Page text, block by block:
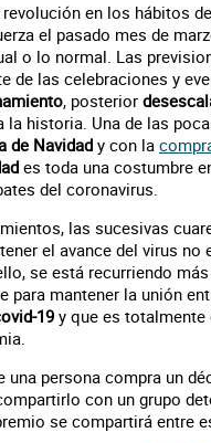
en los hábitos
el pasado mes de
o lo normal. Las
de las celebraciones y
, posterior
la historia. Una de las
de Navidad y con la
es toda una costumbre
del coronavirus.
las sucesivas
el avance del virus no
se está recurriendo
para mantener la unión
19 y que es
una persona compra un
con un grupo
se compartirá entre